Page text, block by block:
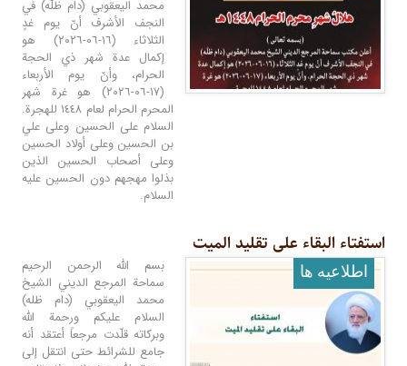
محمد اليعقوبي (دام ظلّه) في
النجف الأشرف أنّ يوم غدٍ
الثلاثاء (١٦-٠٦-٢٠٢٦) هو
إكمال عدة شهر ذي الحجة
الحرام، وأنّ يوم الأربعاء
(١٧-٠٦-٢٠٢٦) هو غرة شهر
المحرم الحرام لعام ١٤٤٨ للهجرة.
السلام على الحسين وعلى علي
بن الحسين وعلى أولاد الحسين
وعلى أصحاب الحسين الذين
بذلوا مهجهم دون الحسين عليه
السلام.
استفتاء البقاء على تقلید المیت
اطلاعيه ها
بسم الله الرحمن الرحيم
سماحة المرجع الديني الشيخ
محمد اليعقوبي (دام ظله)
السلام عليكم ورحمة الله
وبركاته قلّدت مرجعاً أعتقد أنه
جامع للشرائط حتى انتقل إلى